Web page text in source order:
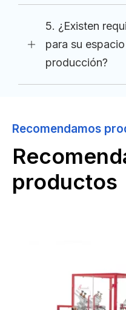
5. ¿Existen
para su
producción?
Recomendamos
productos